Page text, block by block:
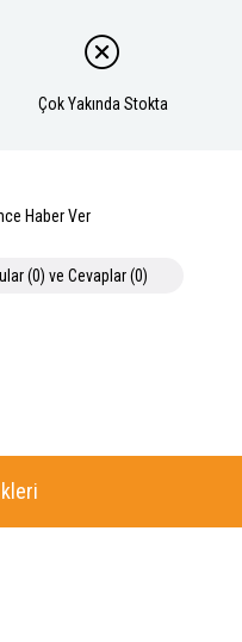
Çok Yakında Stokta
Haber Ver
(0) ve Cevaplar (0)